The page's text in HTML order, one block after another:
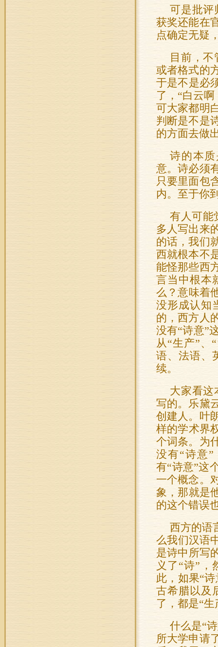
可是批评
获奖还能在
点确定无疑
目前，
或者格式的
于是不是必
了，“白云
可大家都明
判断是不是
的方面去做
诗的本
意。诗必须
只要里面包
内。至于你
有人可能
多人写出来
的话，我们
西就根本不
能怪那些西
言当中根本
么？意味着
没形成认知
的，西方人
没有“诗意”
从“生产”、
语、法语、
续。
大家看这
写的。乐黛
创建人。叶
样的学术界
个词条。为
没有“诗意
有“诗意”这
一个概念。
象，那就是
的这个错误
西方的语
么我们汉语
是诗中所写
义了“诗”，
此，如果“
古希腊以及
了，都是“生
什么是“
所大学申请